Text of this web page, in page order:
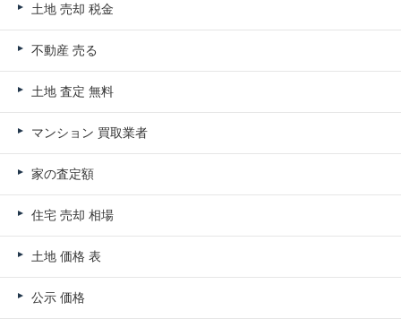
土地 売却 税金
不動産 売る
土地 査定 無料
マンション 買取業者
家の査定額
住宅 売却 相場
土地 価格 表
公示 価格